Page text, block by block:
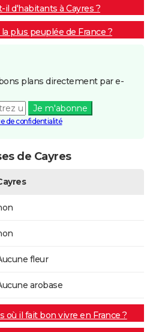
il d'habitants à Cayres ?
plus peuplée de France ?
plans directement par e-
Je m'abonne
de confidentialité
de Cayres
fleur
arobase
où il fait bon vivre en France ?